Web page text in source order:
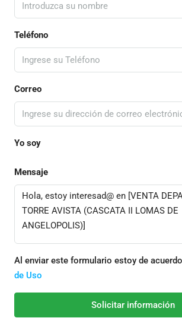
Teléfono
Correo
Yo soy
Mensaje
Al enviar este formulario estoy de
de Uso
Solicitar información